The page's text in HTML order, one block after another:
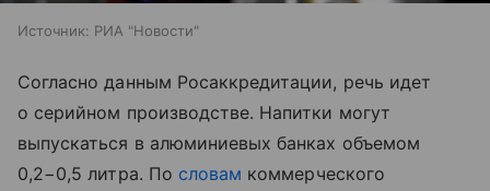
Источник: РИА "Новости"
Согласно данным Росаккредитации, речь идет
о серийном производстве. Напитки могут
выпускаться в алюминиевых банках объемом
0,2−0,5 литра. По словам коммерческого